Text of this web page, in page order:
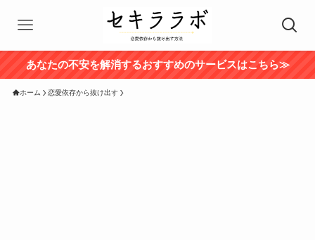
あなたの不安を解消するおすすめのサービスはこちら≫
ホーム 恋愛依存から抜け出す